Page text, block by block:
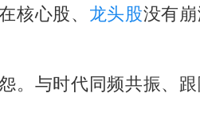
核心股、 龙头股没有
。与时代同频共振、